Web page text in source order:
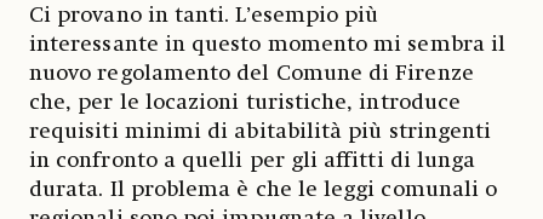
Ci provano in tanti. L’esempio più
interessante in questo momento mi sembra il
nuovo regolamento del Comune di Firenze
che, per le locazioni turistiche, introduce
requisiti minimi di abitabilità più stringenti
in confronto a quelli per gli affitti di lunga
durata. Il problema è che le leggi comunali o